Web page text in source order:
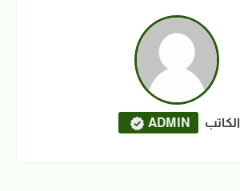
الكاتب ADMIN